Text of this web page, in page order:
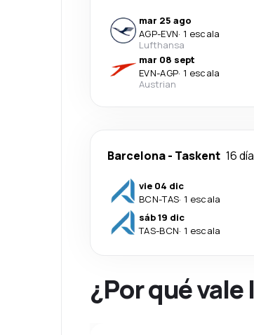
mar 25 ago
AGP-EVN· 1 escala
Lufthansa
mar 08 sept
EVN-AGP· 1 escala
Austrian
Barcelona- Taskent 16
vie 04 dic
BCN-TAS· 1 escala
sáb 19 dic
TAS-BCN· 1 escala
¿Por qué